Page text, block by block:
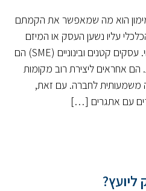
מימון הוא מה שמאפשר את הקמתם
עליו נשען העסק או המיזם
בזמן הקמתו ועד להפיכתו לרווחי. עסקים קטנים ובינוניים (SME) הם
אחראים ליצירת רוב מקומות
משמעותית לחברה. עם זאת,
עם אתגרים […]